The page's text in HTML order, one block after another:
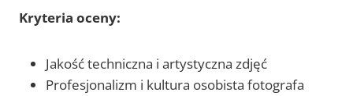
Kryteria oceny:
Jakość techniczna i artystyczna zdjęć
Profesjonalizm i kultura osobista fotografa